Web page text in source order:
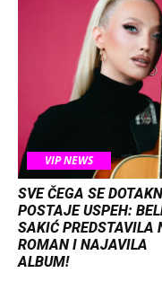
VIP NEWS
SVE ČEGA SE
POSTAJE USPEH:
SAKIĆ PREDSTAVILA
ROMAN I NAJAVILA
ALBUM!